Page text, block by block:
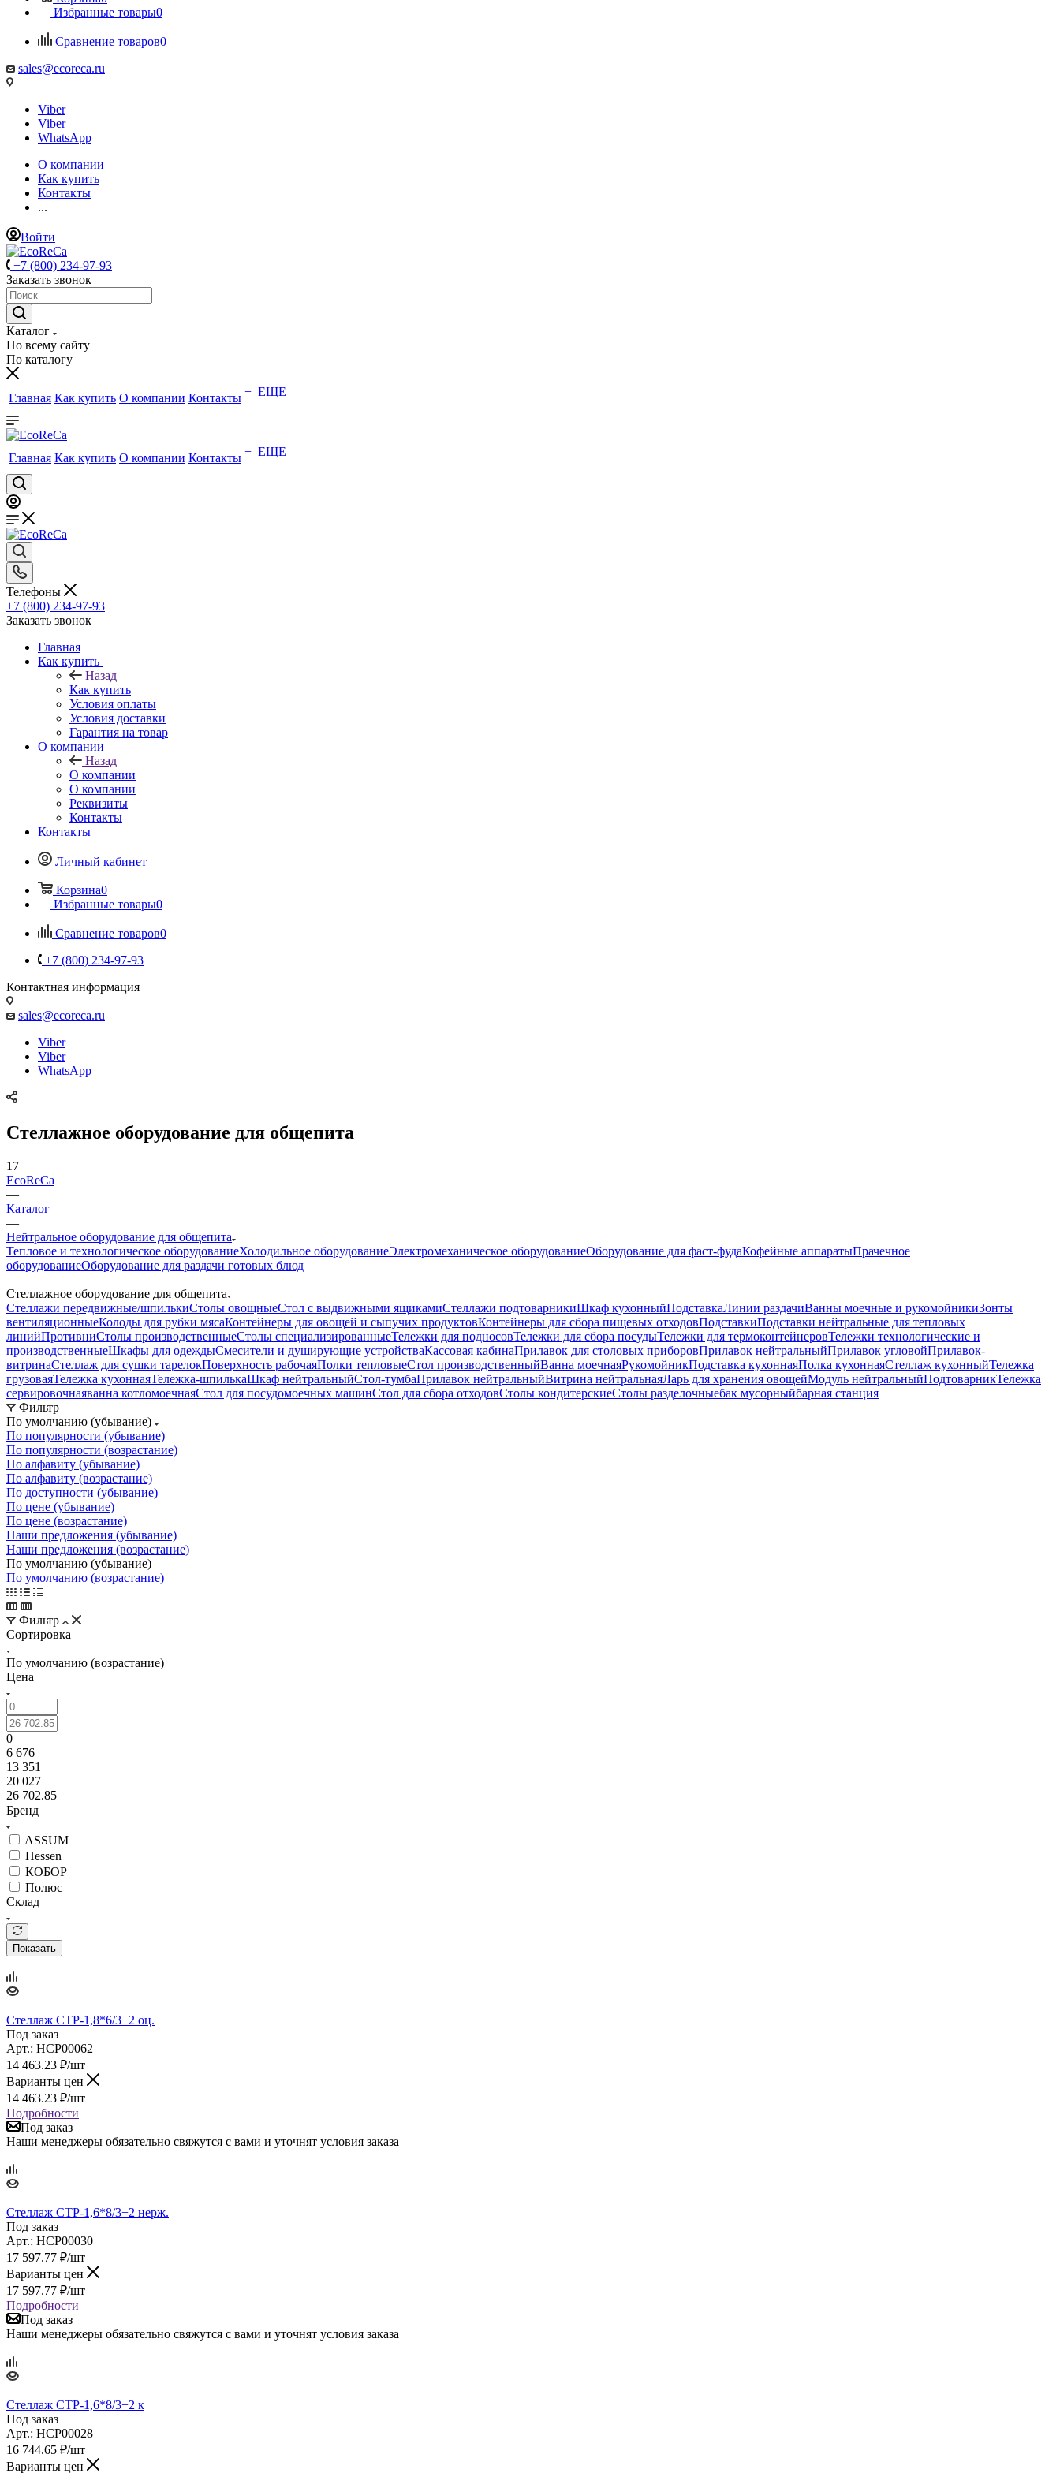
Избранные товары0
Сравнение товаров0
sales@ecoreca.ru
Viber
Viber
WhatsApp
О компании
Как купить
Контакты
...
Войти
+7 (800) 234-97-93
Заказать звонок
Каталог
По всему сайту
По каталогу
Главная Как купить О компании Контакты + ЕЩЕ
Главная Как купить О компании Контакты + ЕЩЕ
Телефоны
+7 (800) 234-97-93
Заказать звонок
Главная
Как купить
Назад
Как купить
Условия оплаты
Условия доставки
Гарантия на товар
О компании
Назад
О компании
О компании
Реквизиты
Контакты
Контакты
Личный кабинет
Корзина0
Избранные товары0
Сравнение товаров0
+7 (800) 234-97-93
Контактная информация
sales@ecoreca.ru
Viber
Viber
WhatsApp
Стеллажное оборудование для общепита
17
EcoReCa
—
Каталог
—
Нейтральное оборудование для общепита
Тепловое и технологическое оборудованиеХолодильное оборудованиеЭлектромеханическое оборудованиеОборудование для фаст-фудаКофейные аппаратыПрачечное
оборудованиеОборудование для раздачи готовых блюд
—
Стеллажное оборудование для общепита
Стеллажи передвижные/шпилькиСтолы овощныеСтол с выдвижными ящикамиСтеллажи подтоварникиШкаф кухонныйПодставкаЛинии раздачиВанны моечные и рукомойникиЗонты
вентиляционныеКолоды для рубки мясаКонтейнеры для овощей и сыпучих продуктовКонтейнеры для сбора пищевых отходовПодставкиПодставки нейтральные для тепловых
линийПротивниСтолы производственныеСтолы специализированныеТележки для подносовТележки для сбора посудыТележки для термоконтейнеровТележки технологические и
производственныеШкафы для одеждыСмесители и душирующие устройстваКассовая кабинаПрилавок для столовых приборовПрилавок нейтральныйПрилавок угловойПрилавок-
витринаСтеллаж для сушки тарелокПоверхность рабочаяПолки тепловыеСтол производственныйВанна моечнаяРукомойникПодставка кухоннаяПолка кухоннаяСтеллаж кухонныйТележка
грузоваяТележка кухоннаяТележка-шпилькаШкаф нейтральныйСтол-тумбаПрилавок нейтральныйВитрина нейтральнаяЛарь для хранения овощейМодуль нейтральныйПодтоварникТележка
сервировочнаяванна котломоечнаяСтол для посудомоечных машинСтол для сбора отходовСтолы кондитерскиеСтолы разделочныебак мусорныйбарная станция
Фильтр
По умолчанию (убывание)
По популярности (убывание)
По популярности (возрастание)
По алфавиту (убывание)
По алфавиту (возрастание)
По доступности (убывание)
По цене (убывание)
По цене (возрастание)
Наши предложения (убывание)
Наши предложения (возрастание)
По умолчанию (убывание)
По умолчанию (возрастание)
Фильтр
Сортировка
По умолчанию (возрастание)
Цена
0
6 676
13 351
20 027
26 702.85
Бренд
ASSUM
Hessen
КОБОР
Полюс
Склад
Показать
Стеллаж СТР-1,8*6/3+2 оц.
Под заказ
Арт.: НСР00062
14 463.23 ₽/шт
Варианты цен
14 463.23 ₽/шт
Подробности
Под заказ
Наши менеджеры обязательно свяжутся с вами и уточнят условия заказа
Стеллаж СТР-1,6*8/3+2 нерж.
Под заказ
Арт.: НСР00030
17 597.77 ₽/шт
Варианты цен
17 597.77 ₽/шт
Подробности
Под заказ
Наши менеджеры обязательно свяжутся с вами и уточнят условия заказа
Стеллаж СТР-1,6*8/3+2 к
Под заказ
Арт.: НСР00028
16 744.65 ₽/шт
Варианты цен